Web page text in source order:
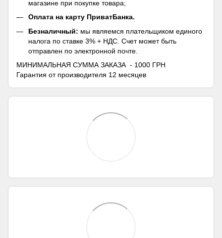
магазине при покупке товара;
Оплата на карту ПриватБанка.
Безналичный: мы являемся плательщиком единого
налога по ставке 3% + НДС. Счет может быть
отправлен по электронной почте.
МИНИМАЛЬНАЯ СУММА ЗАКАЗА - 1000 ГРН
Гарантия от производителя 12 месяцев